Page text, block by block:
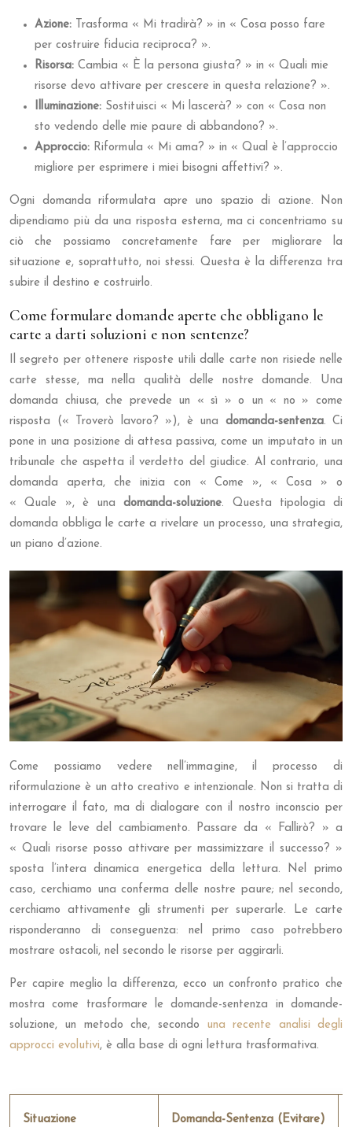
Azione: Trasforma « Mi tradirà? » in « Cosa posso fare
per costruire fiducia reciproca? ».
Risorsa: Cambia « È la persona giusta? » in « Quali mie
risorse devo attivare per crescere in questa relazione? ».
Illuminazione: Sostituisci « Mi lascerà? » con « Cosa non
sto vedendo delle mie paure di abbandono? ».
Approccio: Riformula « Mi ama? » in « Qual è l’approccio
migliore per esprimere i miei bisogni affettivi? ».
Ogni domanda riformulata apre uno spazio di azione. Non
dipendiamo più da una risposta esterna, ma ci concentriamo su
ciò che possiamo concretamente fare per migliorare la
situazione e, soprattutto, noi stessi. Questa è la differenza tra
subire il destino e costruirlo.
Come formulare domande aperte che obbligano le
carte a darti soluzioni e non sentenze?
Il segreto per ottenere risposte utili dalle carte non risiede nelle
carte stesse, ma nella qualità delle nostre domande. Una
domanda chiusa, che prevede un « sì » o un « no » come
risposta (« Troverò lavoro? »), è una domanda-sentenza. Ci
pone in una posizione di attesa passiva, come un imputato in un
tribunale che aspetta il verdetto del giudice. Al contrario, una
domanda aperta, che inizia con « Come », « Cosa » o
« Quale », è unadomanda-soluzione. Questa tipologia di
domanda obbliga le carte a rivelare un processo, una strategia,
un piano d’azione.
Come possiamo vedere nell’immagine, il processo di
riformulazione è un atto creativo e intenzionale. Non si tratta di
interrogare il fato, ma di dialogare con il nostro inconscio per
trovare le leve del cambiamento. Passare da « Fallirò? » a
« Quali risorse posso attivare per massimizzare il successo? »
sposta l’intera dinamica energetica della lettura. Nel primo
caso, cerchiamo una conferma delle nostre paure; nel secondo,
cerchiamo attivamente gli strumenti per superarle. Le carte
risponderanno di conseguenza: nel primo caso potrebbero
mostrare ostacoli, nel secondo le risorse per aggirarli.
Per capire meglio la differenza, ecco un confronto pratico che
mostra come trasformare le domande-sentenza in domande-
soluzione, un metodo che, secondo una recente analisi degli
approcci evolutivi, è alla base di ogni lettura trasformativa.
Situazione Domanda-Sentenza (Evitare)